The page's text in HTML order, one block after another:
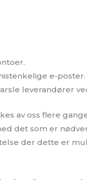
e-poster.
leverandører
av oss flere
det som er
der dette er